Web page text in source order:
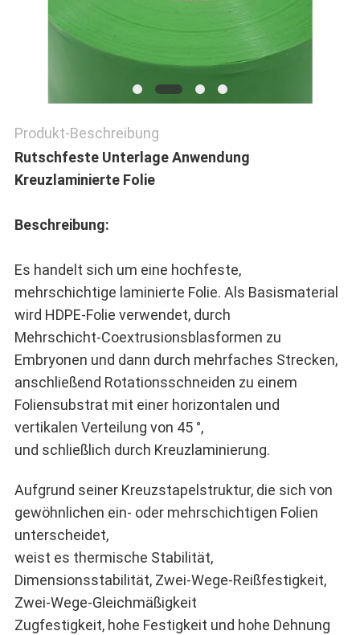
SITEMAP
BESTIMMUNGEN
Produkt-Beschreibung
Rutschfeste Unterlage Anwendung
Kreuzlaminierte Folie
Beschreibung:
Es handelt sich um eine hochfeste,
mehrschichtige laminierte Folie. Als Basismaterial
wird HDPE-Folie verwendet, durch
Mehrschicht-Coextrusionsblasformen zu
Embryonen und dann durch mehrfaches Strecken,
anschließend Rotationsschneiden zu einem
Foliensubstrat mit einer horizontalen und
vertikalen Verteilung von 45 °,
und schließlich durch Kreuzlaminierung.
Aufgrund seiner Kreuzstapelstruktur, die sich von
gewöhnlichen ein- oder mehrschichtigen Folien
unterscheidet,
weist es thermische Stabilität,
Dimensionsstabilität, Zwei-Wege-Reißfestigkeit,
Zwei-Wege-Gleichmäßigkeit
Zugfestigkeit, hohe Festigkeit und hohe Dehnung